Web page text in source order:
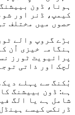
ہونا، ڈون
کیمپ، ڈنر اور
حصوں میں مختلف
بڑے گروپ والے
ہنگامہ خیزی اُن
پرائیویٹ ٹورز
لچک اور ذاتی
بُکنگ سے پہلے
ہے: ڈون بییشنگ
شامل ہے یا الگ
ڈرنکس کیسے